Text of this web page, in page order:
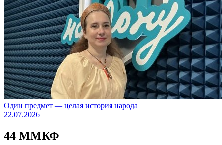
Один предмет — целая история народа
22.07.2026
44 ММКФ